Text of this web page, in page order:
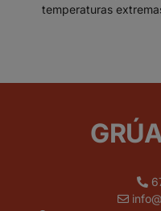
temperaturas